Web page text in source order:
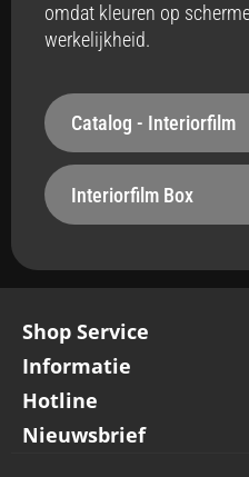
Badkamer
Vloerverwarming
Ja
Robuust - 260 µm
Waterbestendig
Vuilafstotend
Ja
omdat kleuren op
werkelijkheid.
Catalog - Interiorfilm
Interiorfilm Box
Shop Service
Informatie
Hotline
Nieuwsbrief